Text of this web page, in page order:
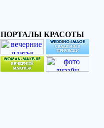
ПОРТАЛЫ КРАСОТЫ